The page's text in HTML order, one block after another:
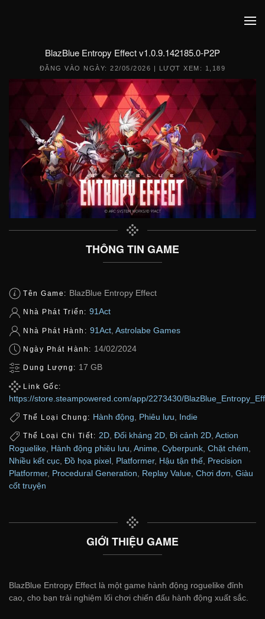
BlazBlue Entropy Effect v1.0.9.142185.0-P2P
ĐĂNG VÀO NGÀY:22/05/2026 | LƯỢT XEM: 1,189
THÔNG TIN GAME
Tên Game: BlazBlue Entropy Effect
Nhà Phát Triển: 91Act
Nhà Phát Hành: 91Act, Astrolabe Games
Ngày Phát Hành: 14/02/2024
Dung Lượng: 17 GB
Link Gốc:
https://store.steampowered.com/app/2273430/
Thể Loại Chung: Hành động Phiêu lưu Indie
Thể Loại Chi Tiết: 2D, Đối kháng 2D, Đi cảnh 2D, Action
Roguelike Hành động phiêu lưu Anime Cyberpunk Chặt chém
Nhiều kết cục Đồ họa pixel Platformer, Hậu tận thế Precision
Platformer, Procedural Generation Replay Value Chơi đơn Giàu
cốt truyện
GIỚI THIỆU GAME
BlazBlue Entropy Effect là một game hành động roguelike đỉnh
cao, cho bạn trải nghiệm lối chơi chiến đấu hành động xuất sắc.